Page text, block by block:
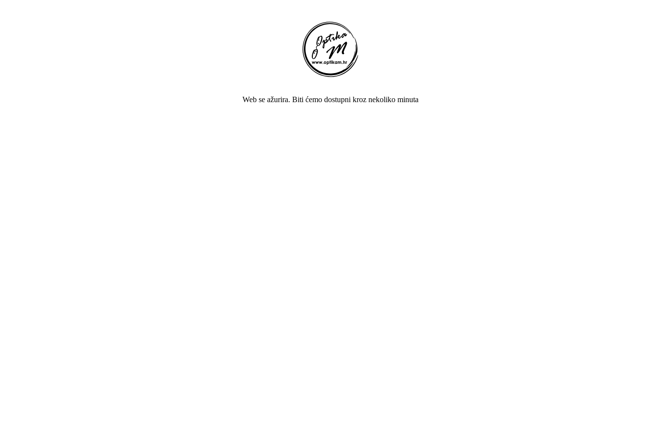
Web se ažurira. Biti ćemo dostupni kroz nekoliko minuta